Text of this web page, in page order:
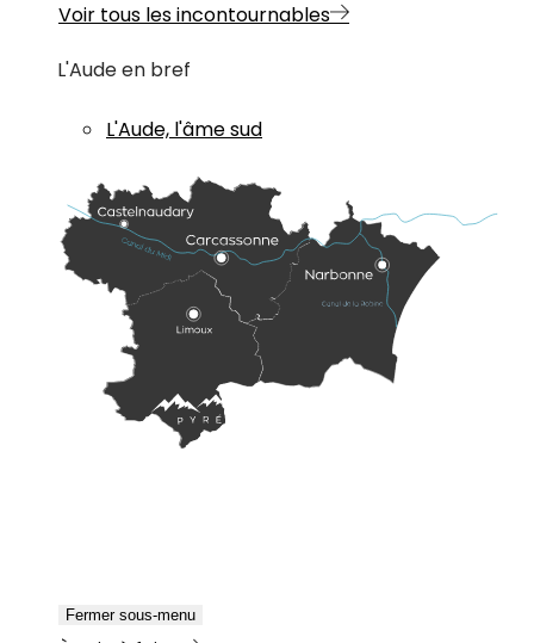
Voir tous les incontournables
L'Aude en bref
L'Aude, l'âme sud
Fermer sous-menu